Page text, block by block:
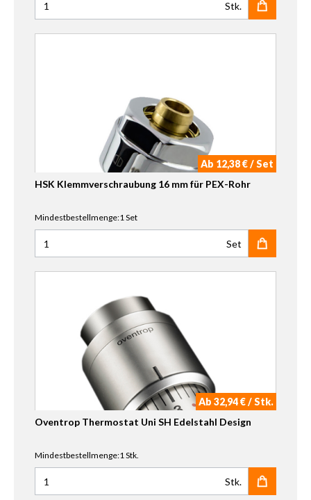
Anzahl für Oventrop Thermostat Uni SH weiß
Stk.
Ab 12,38 € / Set
HSK Klemmverschraubung 16 mm für PEX-Rohr
Mindestbestellmenge:1 Set
Anzahl für HSK Klemmverschraubung 16 mm für PEX-
Set
Ab 32,94 € / Stk.
Oventrop Thermostat Uni SH Edelstahl Design
Mindestbestellmenge:1 Stk.
Anzahl für Oventrop Thermostat Uni SH Edelstahl Design
Stk.